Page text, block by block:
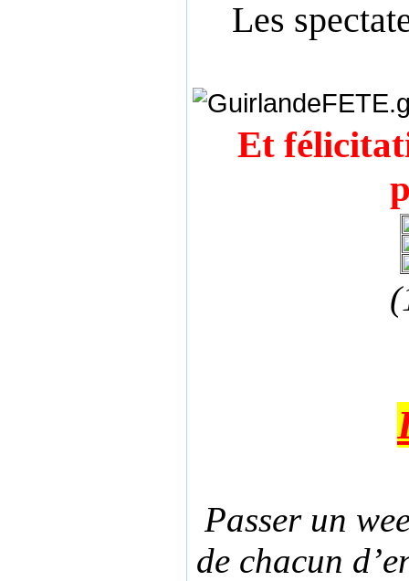
Les
Et
Passer un
de chacun